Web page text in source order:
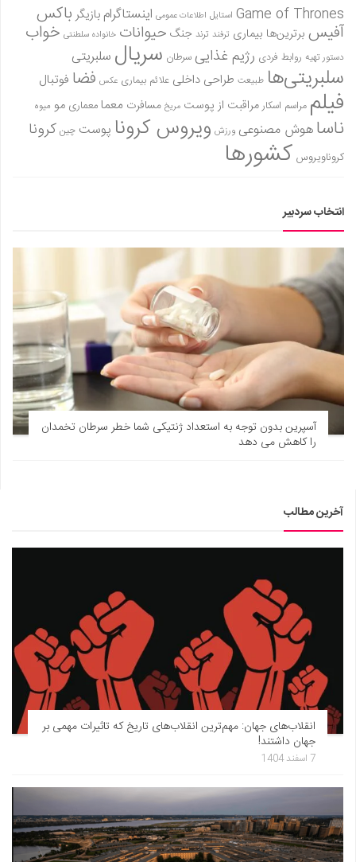
Game of Thrones استایل اطلاعات عمومی اینستاگرام بازیگر باکس
آفیس برترین‌ها بیماری ترفند ترند جنگ حیوانات خانواده سلطنتی خواب
دستور تهیه روابط فردی رژیم غذاییسرطان سریال سلبریتی
سلبریتی‌ها طبیعت طراحی داخلی علائم بیماری عکس فضا فوتبال
فیلم مراسم اسکارمراقبت از پوست مریخ مسافرت معمامعماری مو میوه
ناساهوش مصنوعی ورزش ویروس کرونا پوست چین کرونا
کروناویروس کشورها
انتخاب سردبیر
آسپرین بدون توجه به استعداد ژنتیکی شما خطر سرطان تخمدان
را کاهش می دهد
آخرین مطالب
انقلاب‌های جهان: مهم‌ترین انقلاب‌های تاریخ که تاثیرات مهمی بر
جهان داشتند!
7 اسفند 1404